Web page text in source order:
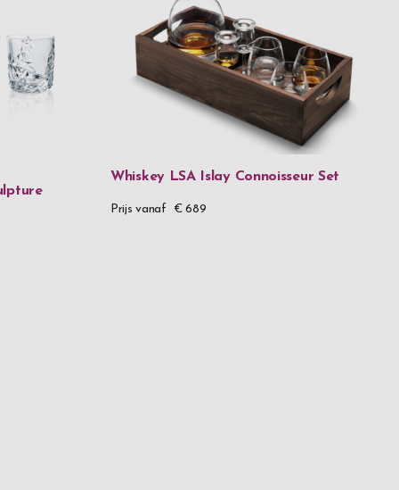
Whiskey LSA Islay Connoisseur Set
Prijs vanaf € 689